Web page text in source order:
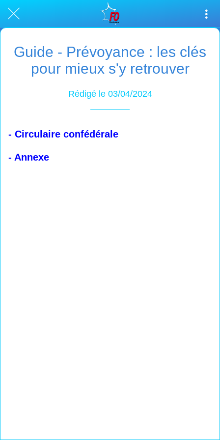
Guide - Prévoyance : les clés
pour mieux s'y retrouver
Rédigé le 03/04/2024
- Circulaire confédérale
- Annexe